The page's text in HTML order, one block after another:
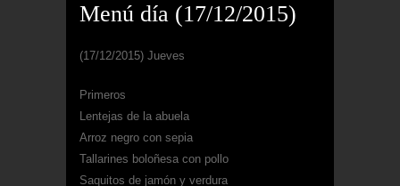
Menú día (17/12/2015)
(17/12/2015) Jueves
Primeros
Lentejas de la abuela
Arroz negro con sepia
Tallarines boloñesa con pollo
Saquitos de jamón y verdura